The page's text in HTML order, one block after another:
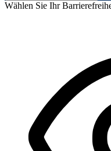
Wählen Sie Ihr